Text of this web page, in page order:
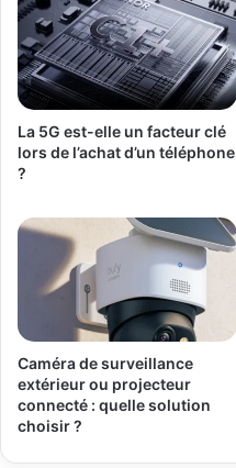
La 5G est-elle un facteur clé
lors de l’achat d’un téléphone
?
Caméra de surveillance
extérieur ou projecteur
connecté : quelle solution
choisir ?